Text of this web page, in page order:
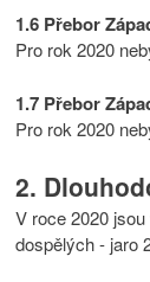
1.6 Přebor
Pro rok 2020
1.7 Přebor
Pro rok 2020
2.
V roce 2020
dospělých - jaro